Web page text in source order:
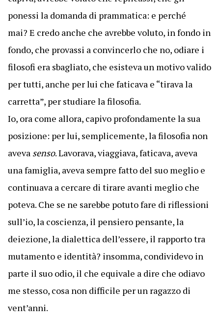
ponessi la domanda di prammatica: e perché
mai? E credo anche che avrebbe voluto, in fondo in
fondo, che provassi a convincerlo che no, odiare i
filosofi era sbagliato, che esisteva un motivo valido
per tutti, anche per lui che faticava e “tirava la
carretta”, per studiare la filosofia.
Io, ora come allora, capivo profondamente la sua
posizione: per lui, semplicemente, la filosofia non
aveva senso. Lavorava, viaggiava, faticava, aveva
una famiglia, aveva sempre fatto del suo meglio e
continuava a cercare di tirare avanti meglio che
poteva. Che se ne sarebbe potuto fare di riflessioni
sull’io, la coscienza, il pensiero pensante, la
deiezione, la dialettica dell’essere, il rapporto tra
mutamento e identità? insomma, condividevo in
parte il suo odio, il che equivale a dire che odiavo
me stesso, cosa non difficile per un ragazzo di
vent’anni.